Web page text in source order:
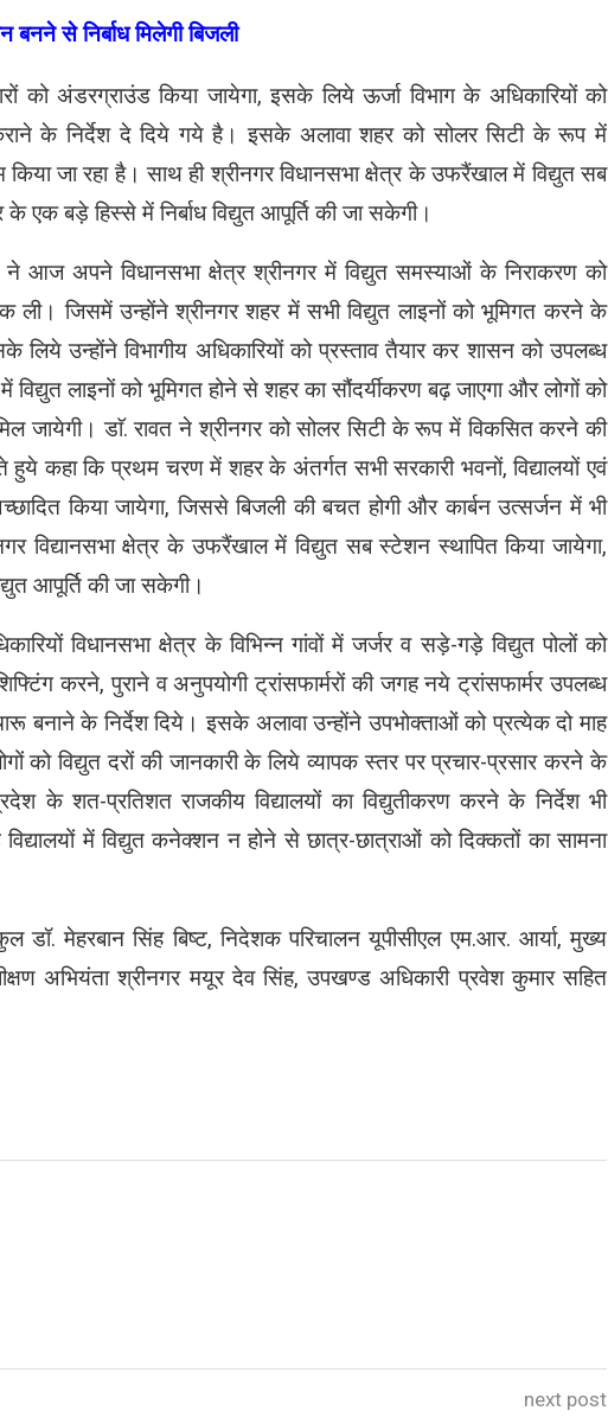
से निर्बाध मिलेगी बिजली
को अंडरग्राउंड किया जायेगा, इसके लिये ऊर्जा विभाग के अधिकारियों को
के निर्देश दे दिये गये है। इसके अलावा शहर को सोलर सिटी के रूप में
जा रहा है। साथ ही श्रीनगर विधानसभा क्षेत्र के उफरैंखाल में विद्युत सब
एक बड़े हिस्से में निर्बाध विद्युत आपूर्ति की जा सकेगी।
आज अपने विधानसभा क्षेत्र श्रीनगर में विद्युत समस्याओं के निराकरण को
ली। जिसमें उन्होंने श्रीनगर शहर में सभी विद्युत लाइनों को भूमिगत करने के
लिये उन्होंने विभागीय अधिकारियों को प्रस्ताव तैयार कर शासन को उपलब्ध
लाइनों को भूमिगत होने से शहर का सौंदर्यीकरण बढ़ जाएगा और लोगों को
जायेगी। डाॅ. रावत ने श्रीनगर को सोलर सिटी के रूप में विकसित करने की
हुये कहा कि प्रथम चरण में शहर के अंतर्गत सभी सरकारी भवनों, विद्यालयों एवं
किया जायेगा, जिससे बिजली की बचत होगी और कार्बन उत्सर्जन में भी
विद्यानसभा क्षेत्र के उफरैंखाल में विद्युत सब स्टेशन स्थापित किया जायेगा,
आपूर्ति की जा सकेगी।
विधानसभा क्षेत्र के विभिन्न गांवों में जर्जर व सड़े-गड़े विद्युत पोलों को
करने, पुराने व अनुपयोगी ट्रांसफार्मरों की जगह नये ट्रांसफार्मर उपलब्ध
बनाने के निर्देश दिये। इसके अलावा उन्होंने उपभोक्ताओं को प्रत्येक दो माह
को विद्युत दरों की जानकारी के लिये व्यापक स्तर पर प्रचार-प्रसार करने के
के शत-प्रतिशत राजकीय विद्यालयों का विद्युतीकरण करने के निर्देश भी
में विद्युत कनेक्शन न होने से छात्र-छात्राओं को दिक्कतों का सामना
डॉ. मेहरबान सिंह बिष्ट, निदेशक परिचालन यूपीसीएल एम.आर. आर्या, मुख्य
अभियंता श्रीनगर मयूर देव सिंह, उपखण्ड अधिकारी प्रवेश कुमार सहित
next post